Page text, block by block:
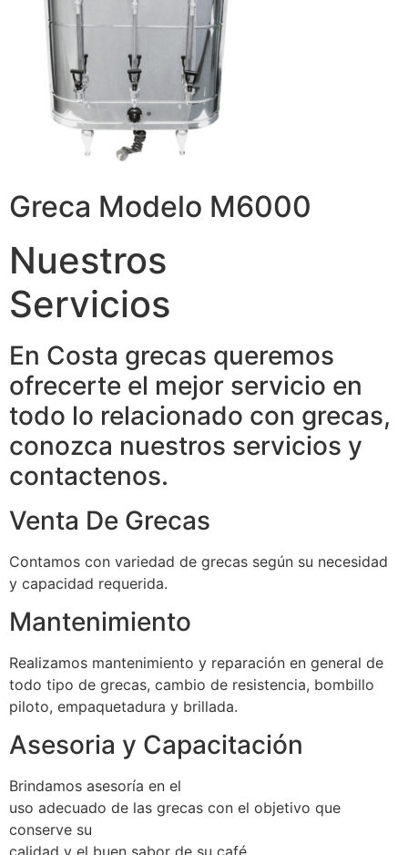
Greca Modelo M6000
Nuestros
Servicios
En Costa grecas queremos
ofrecerte el mejor servicio en
todo lo relacionado con grecas,
conozca nuestros servicios y
contactenos.
Venta De Grecas
Contamos con variedad de grecas según su necesidad
y capacidad requerida.
Mantenimiento
Realizamos mantenimiento y reparación en general de
todo tipo de grecas, cambio de resistencia, bombillo
piloto, empaquetadura y brillada.
Asesoria y Capacitación
Brindamos asesoría en el
uso adecuado de las grecas con el objetivo que
conserve su